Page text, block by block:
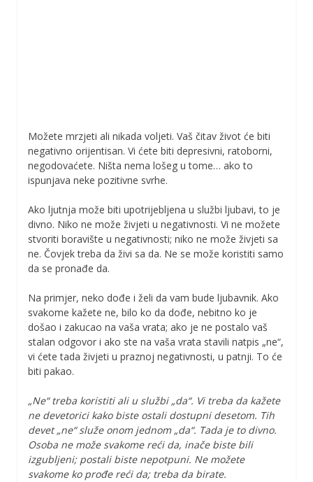
Možete mrzjeti ali nikada voljeti. Vaš čitav život će biti
negativno orijentisan. Vi ćete biti depresivni, ratoborni,
negodovaćete. Ništa nema lošeg u tome… ako to
ispunjava neke pozitivne svrhe.
Ako ljutnja može biti upotrijebljena u službi ljubavi, to je
divno. Niko ne može živjeti u negativnosti. Vi ne možete
stvoriti boravište u negativnosti; niko ne može živjeti sa
ne. Čovjek treba da živi sa da. Ne se može koristiti samo
da se pronađe da.
Na primjer, neko dođe i želi da vam bude ljubavnik. Ako
svakome kažete ne, bilo ko da dođe, nebitno ko je
došao i zakucao na vaša vrata; ako je ne postalo vaš
stalan odgovor i ako ste na vaša vrata stavili natpis „ne“,
vi ćete tada živjeti u praznoj negativnosti, u patnji. To će
biti pakao.
„Ne“ treba koristiti ali u službi „da“. Vi treba da kažete
ne devetorici kako biste ostali dostupni desetom. Tih
devet „ne“ služe onom jednom „da“. Tada je to divno.
Osoba ne može svakome reći da, inače biste bili
izgubljeni; postali biste nepotpuni. Ne možete
svakome ko prođe reći da; treba da birate.